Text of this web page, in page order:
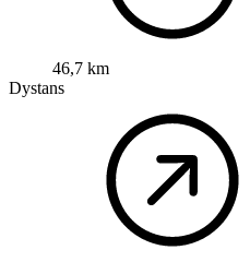
46,7 km
Dystans